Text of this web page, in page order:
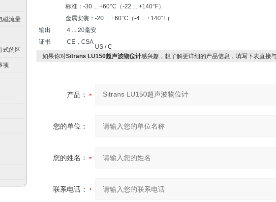
磁流量
式的区
项
标准：-30 ... +60°C（-22 ... +140°F）
金属安装：-20 ... +60°C（-4 ... +140°F）
输出 4 ... 20毫安
证书 CE，CSA
US / C
如果你对Sitrans LU150超声波物位计感兴趣，想了解更详细的产品信息，填写下表直接
产品：
您的单位：
您的姓名：
联系电话：